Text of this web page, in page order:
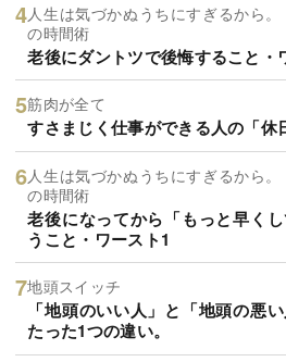
人生は気づかぬうちにすぎるから
の時間術
老後にダントツで後悔すること・
筋肉が全て
すさまじく仕事ができる人の「休
人生は気づかぬうちにすぎるから
の時間術
老後になってから「もっと早く
うこと・ワースト1
地頭スイッチ
「地頭のいい人」と「地頭の悪
たった1つの違い。